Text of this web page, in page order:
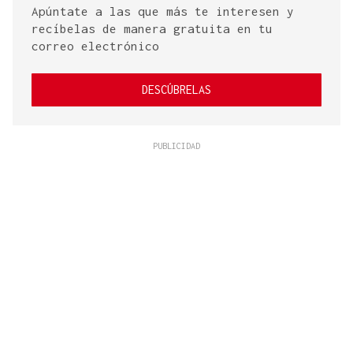
Apúntate a las que más te interesen y
recíbelas de manera gratuita en tu
correo electrónico
DESCÚBRELAS